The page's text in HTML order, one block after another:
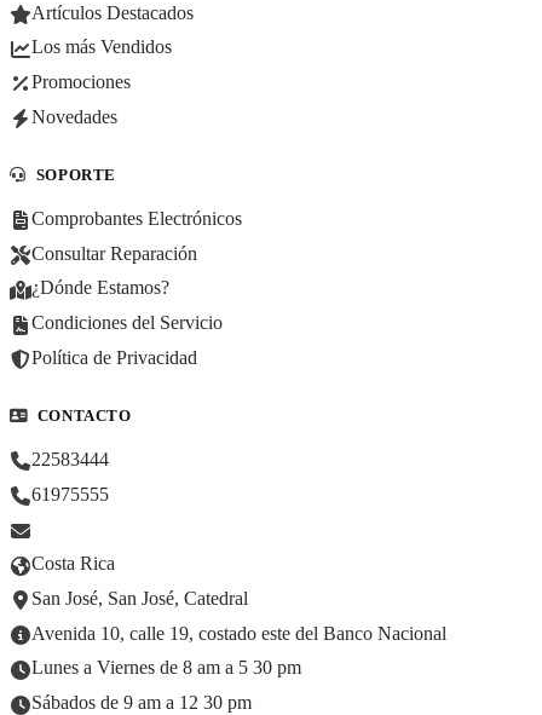
Artículos Destacados
Los más Vendidos
Promociones
Novedades
SOPORTE
Comprobantes Electrónicos
Consultar Reparación
¿Dónde Estamos?
Condiciones del Servicio
Política de Privacidad
CONTACTO
22583444
61975555
Costa Rica
San José, San José, Catedral
Avenida 10, calle 19, costado este del Banco Nacional
Lunes a Viernes de 8 am a 5 30 pm
Sábados de 9 am a 12 30 pm